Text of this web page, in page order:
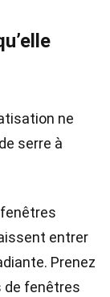
ne
serre à
fenêtres
entrer
Prenez
de fenêtres